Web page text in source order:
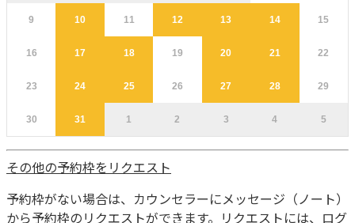
9 10 11 12 13 14 15
16 17 18 19 20 21 22
23 24 25 26 27 28 29
30 31 1 2 3 4 5
その他の予約枠をリクエスト
予約枠がない場合は、カウンセラーにメッセージ（ノート）
から予約枠のリクエストができます。リクエストには、ログ